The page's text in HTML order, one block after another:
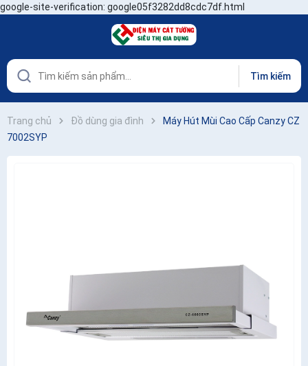
google-site-verification: google05f3282dd8cdc7df.html
Tìm kiếm
Trang chủ Đồ dùng gia đình
Máy Hút Mùi Cao Cấp Canzy CZ
7002SYP